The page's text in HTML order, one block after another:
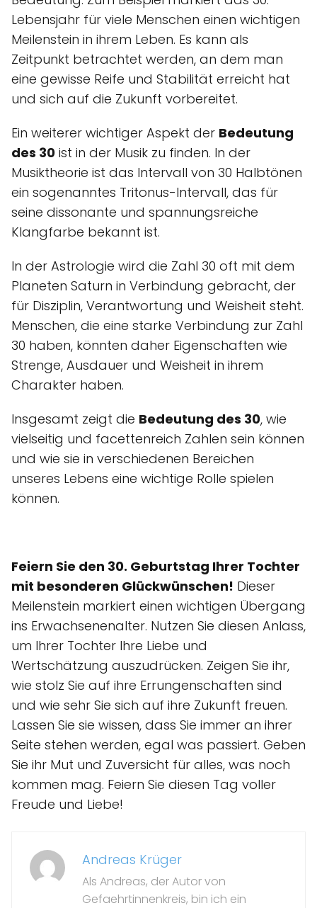
Lebensjahr für viele Menschen einen wichtigen
Meilenstein in ihrem Leben. Es kann als
Zeitpunkt betrachtet werden, an dem man
eine gewisse Reife und Stabilität erreicht hat
und sich auf die Zukunft vorbereitet.
Ein weiterer wichtiger Aspekt der Bedeutung
des 30 ist in der Musik zu finden. In der
Musiktheorie ist das Intervall von 30 Halbtönen
ein sogenanntes Tritonus-Intervall, das für
seine dissonante und spannungsreiche
Klangfarbe bekannt ist.
In der Astrologie wird die Zahl 30 oft mit dem
Planeten Saturn in Verbindung gebracht, der
für Disziplin, Verantwortung und Weisheit steht.
Menschen, die eine starke Verbindung zur Zahl
30 haben, könnten daher Eigenschaften wie
Strenge, Ausdauer und Weisheit in ihrem
Charakter haben.
Insgesamt zeigt die Bedeutung des 30, wie
vielseitig und facettenreich Zahlen sein können
und wie sie in verschiedenen Bereichen
unseres Lebens eine wichtige Rolle spielen
können.
Feiern Sie den 30. Geburtstag Ihrer Tochter
mit besonderen Glückwünschen! Dieser
Meilenstein markiert einen wichtigen Übergang
ins Erwachsenenalter. Nutzen Sie diesen Anlass,
um Ihrer Tochter Ihre Liebe und
Wertschätzung auszudrücken. Zeigen Sie ihr,
wie stolz Sie auf ihre Errungenschaften sind
und wie sehr Sie sich auf ihre Zukunft freuen.
Lassen Sie sie wissen, dass Sie immer an ihrer
Seite stehen werden, egal was passiert. Geben
Sie ihr Mut und Zuversicht für alles, was noch
kommen mag. Feiern Sie diesen Tag voller
Freude und Liebe!
Andreas Krüger
Als Andreas, der Autor von
Gefaehrtinnenkreis, bin ich ein